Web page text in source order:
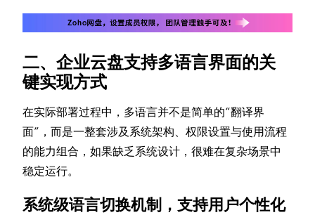
二、企业云盘支持多语言界面的关
键实现方式
在实际部署过程中，多语言并不是简单的“翻译界
面”，而是一整套涉及系统架构、权限设置与使用流程
的能力组合，如果缺乏系统设计，很难在复杂场景中
稳定运行。
系统级语言切换机制，支持用户个性化